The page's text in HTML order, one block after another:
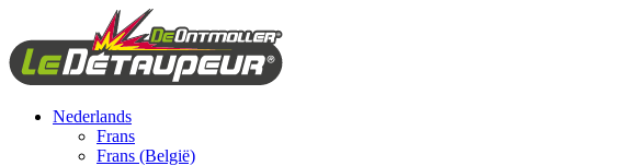
Nederlands
Frans
Frans (België)